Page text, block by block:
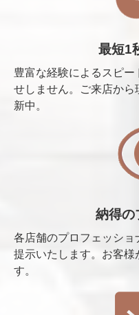
最短1
豊富な経験によるスピ
せしません。ご来店か
新中。
納得の
各店舗のプロフェッシ
提示いたします。お客様
す。